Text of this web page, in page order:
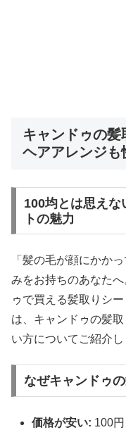
キャンドゥの髪
ヘアアレンジも
100均とは思え
トの魅力
「髪の毛が顔にかか
みをお持ちのあなた
ゥで買える髪取りシ
は、キャンドゥの髪
い方についてご紹介し
なぜキャンドゥ
価格が安い: 100